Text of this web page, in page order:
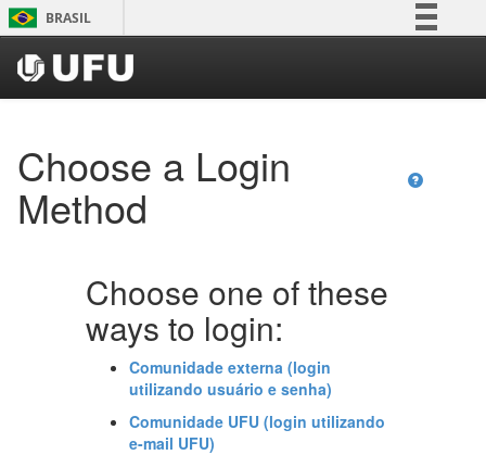
Skip
navigation
BRASIL
Choose a Login
Method
Choose one of these
ways to login:
Comunidade externa (login
utilizando usuário e senha)
Comunidade UFU (login utilizando
e-mail UFU)